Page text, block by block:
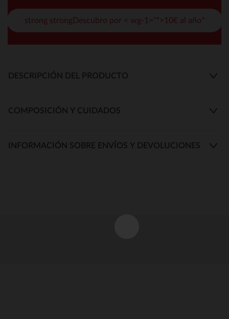
strong strongDescubro por < wg-1="">10€ al año*
DESCRIPCIÓN DEL PRODUCTO
COMPOSICIÓN Y CUIDADOS
INFORMACIÓN SOBRE ENVÍOS Y DEVOLUCIONES